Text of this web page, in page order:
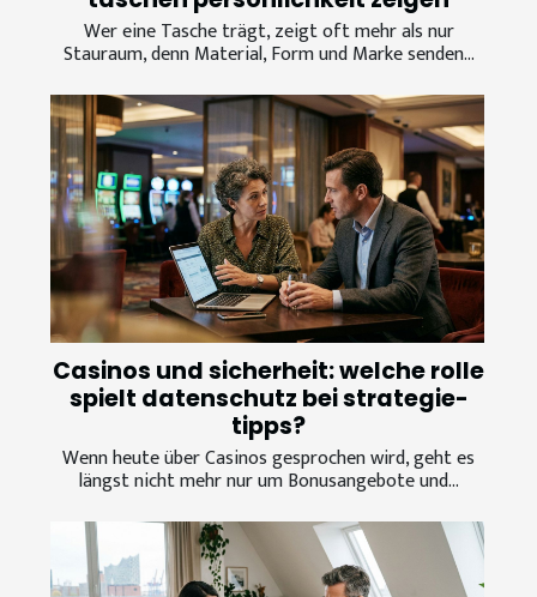
Wer eine Tasche trägt, zeigt oft mehr als nur
Stauraum, denn Material, Form und Marke senden...
Casinos und sicherheit: welche rolle
spielt datenschutz bei strategie-
tipps?
Wenn heute über Casinos gesprochen wird, geht es
längst nicht mehr nur um Bonusangebote und...